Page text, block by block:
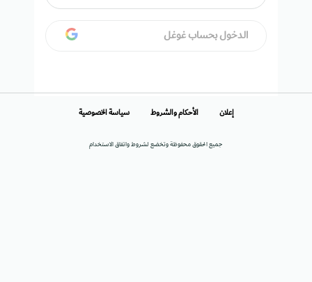
الدخول بحساب غوغل
جميع الحقوق محفوظة وتخضع لشروط واتفاق الاستخدام
إعلان الأحكام والشروط سياسة الخصوصية